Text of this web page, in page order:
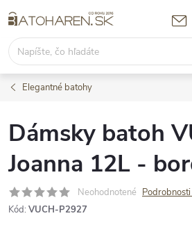
na
obsah
Elegantné batohy
Dámsky batoh
Joanna 12L -
Neohodnotené
Kód: VUCH-P2927